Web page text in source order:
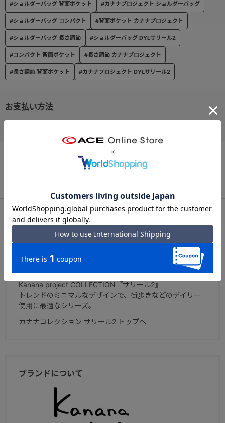
●旅のお守りカナナチャーム
旅先でハッピーが生まれますように。そして帰ってきますように。
そんな願いを込めてお守りを付けました。
----------------------
機能詳細
・メッシュポケット×1 ・ファスナー付きメッシュポケット×1
・フロントポケット
・スナップボタン付き背面ポケット
・着脱可能なショルダーベルト
お支払い方法
出荷・配送について 返品・交換について
アフターサービス お買い物ガイド
#ショルダーバッグ 背面ポケット #カナナプロジェクト ショルダーバッグ
#ショルダーバッグ コンパクト #背面ポケット カナナプロジェクト
#ショルダーバッグ 長さ調節 #ショルダーバッグ DYLサリール2
#コンパクト 背面ポケット #長さ調節 カナナプロジェクト
#長さ調節 背面ポケット #カナナプロジェクト DYLサリール2
Kanana project COLLECTION『サリール2』
トレンドのミニマルなデザインで、街歩きなどのデイリー
使用に最適なシリーズ。
カナナコレクション サリール2 トップへ
ブランドについて